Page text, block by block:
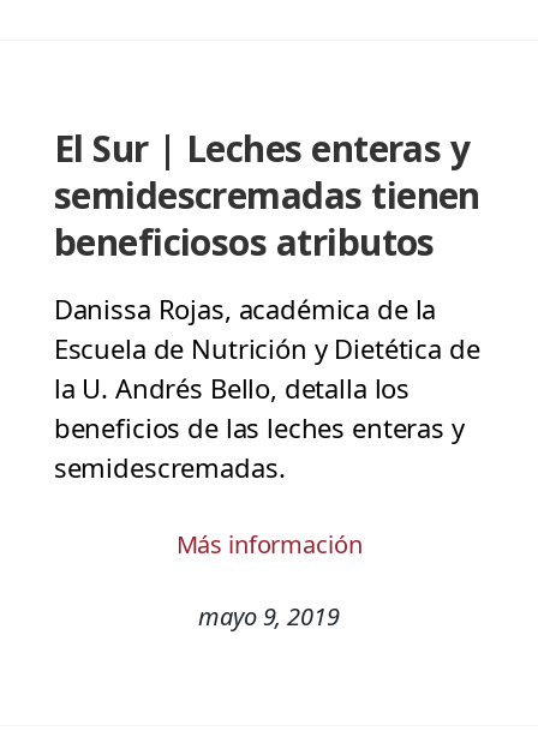
El Sur | Leches enteras y
semidescremadas tienen
beneficiosos atributos
Danissa Rojas, académica de la
Escuela de Nutrición y Dietética de
la U. Andrés Bello, detalla los
beneficios de las leches enteras y
semidescremadas.
Más información
mayo 9, 2019